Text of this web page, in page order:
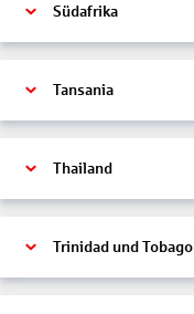
Südafrika
Tansania
Thailand
Trinidad und Tobago